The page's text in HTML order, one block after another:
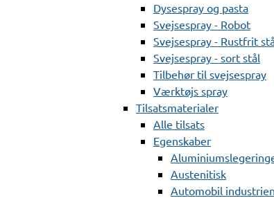
Dysespray og pasta
Svejsespray - Robot
Svejsespray - Rustfrit
Svejsespray - sort stål
Tilbehør til svejsespray
Værktøjs spray
Tilsatsmaterialer
Alle tilsats
Egenskaber
Austenitisk
Automobil industrien